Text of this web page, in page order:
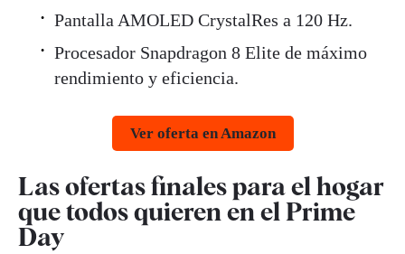
Pantalla AMOLED CrystalRes a 120 Hz.
Procesador Snapdragon 8 Elite de máximo
rendimiento y eficiencia.
Ver oferta en Amazon
Las ofertas finales para el hogar
que todos quieren en el Prime
Day